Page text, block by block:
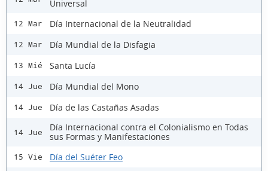
Universal
12 Mar Día Internacional de la Neutralidad
12 Mar Día Mundial de la Disfagia
13 Mié Santa Lucía
14 Jue Día Mundial del Mono
14 Jue Día de las Castañas Asadas
14 Jue
Día Internacional contra el Colonialismo en Todas
sus Formas y Manifestaciones
15 Vie Día del Suéter Feo